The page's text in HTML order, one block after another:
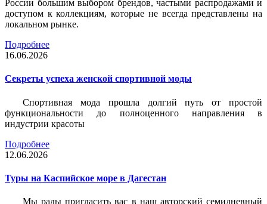
России большим выбором брендов, частыми распродажами и
доступом к коллекциям, которые не всегда представлены на
локальном рынке.
Подробнее
16.06.2026
Секреты успеха женской спортивной моды
Спортивная мода прошла долгий путь от простой
функциональности до полноценного направления в
индустрии красоты
Подробнее
12.06.2026
Туры на Каспийское море в Дагестан
Мы рады пригласить вас в наш авторский семидневный